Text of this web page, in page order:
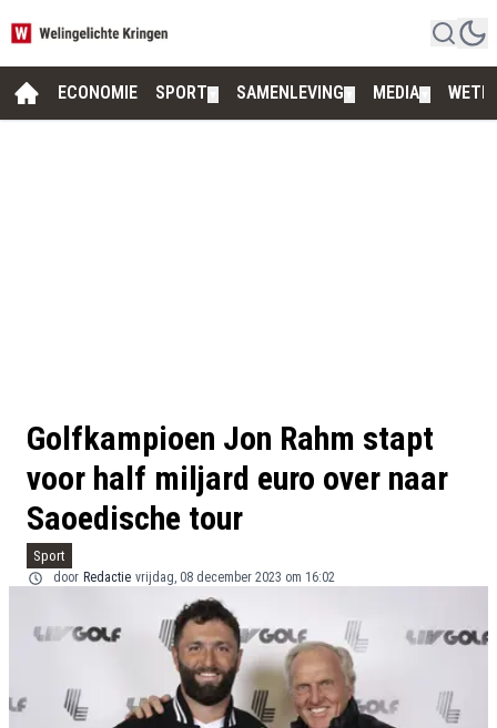
ECONOMIE SPORT SAMENLEVING MEDIA
Golfkampioen Jon Rahm stapt
voor half miljard euro over naar
Saoedische tour
Sport
door Redactie vrijdag, 08 december 2023 om 16:02